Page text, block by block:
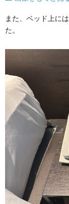
また、ベッド上に
た。